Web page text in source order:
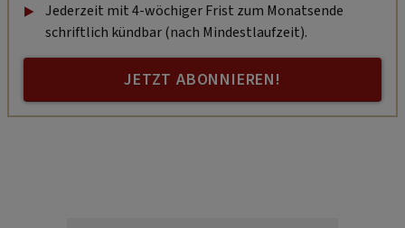
Jederzeit mit 4-wöchiger Frist zum Monatsende
schriftlich kündbar (nach Mindestlaufzeit).
JETZT ABONNIEREN!